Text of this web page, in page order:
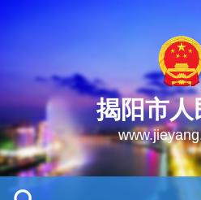
揭阳市人